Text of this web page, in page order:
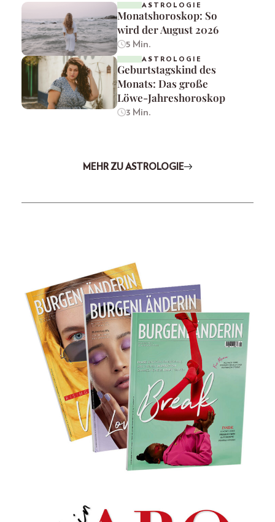
ASTROLOGIE
Monatshoroskop: So
wird der August 2026
5 Min.
ASTROLOGIE
Geburtstagskind des
Monats: Das große
Löwe-Jahreshoroskop
3 Min.
MEHR ZU ASTROLOGIE